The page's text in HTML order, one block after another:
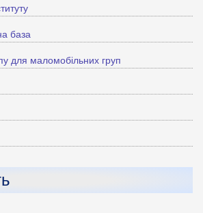
база
для маломобільних груп